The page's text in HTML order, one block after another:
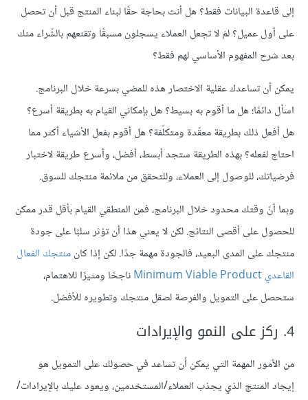
إلى قاعدة البيانات فقط؟ هل أنت بحاجة حقًا لبناء المنتج قبل أن تحصل
على أول عميل؟ لمَ لا تجعل العملاء يسجلون مسبقًا وتقنعهم بالشّراء منك
بعد شرح المفهوم الأساسي لهم فقط؟
يمكن أن تساعدك عقلية الاختصار هذه للمضي بسرعة خلال البرنامج.
اسأل دائمًا؛ هل ما أقوم به بسيط؟ هل بإمكاني القيام به بطريقة أسرع؟
هل أفعل ذلك بطريقة معقّدة ومتكلّفة؟ هل أقوم بفعل الأشياء أكثر مما
احتاج لفعله؟ بهذه الطريقة ستجد أبسط، أفضل، وأسرع طريقة لاختبار
فرضياتك، للوصول إلى العملاء، وللتحقق من ملائمة منتجك للسوق.
وبما أنّ وقتك محدود خلال البرنامج، فمن المنطقي القيام بأقل قدر ممكن
للحصول على أقصى النتائج. لكن لا يعني هذا أن تؤثر سلبًا على جودة
منتجك على المدى البعيد، فالجودة مهمة جدًا. لكن إذا كانمنتجك الفعال
القاعديMinimum Viable Productناجحًا ومثيرًا للاهتمام،
ستحصل على التمويل والفرصة لصقل منتجك وتطويره للأفضل.
4. ركز على النمو والإيرادات
من الأمور المهمة التي يمكن أن تساعد في حصولك على التمويل هو
إيجاد المنتج الذي يجذب العملاء/المستخدمين، ويعود عليك بالإيرادات/